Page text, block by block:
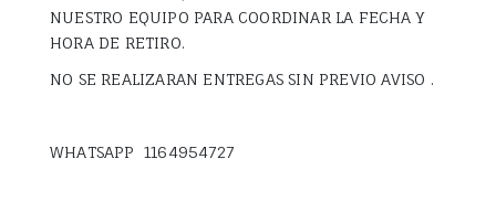
NUESTRO EQUIPO PARA COORDINAR LA FECHA Y
HORA DE RETIRO.
NO SE REALIZARAN ENTREGAS SIN PREVIO AVISO .
WHATSAPP 1164954727